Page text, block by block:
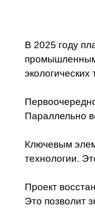
В 2025 году
промышленным
Параллельно
Ключевым
технологии.
Проект
Это позволит